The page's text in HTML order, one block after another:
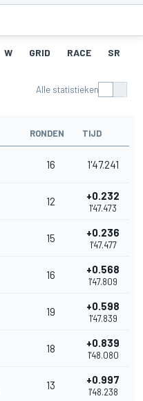
W GRID RACE SR
Alle statistieken
RONDEN TIJD
16 1'47.241
12 +0.232
1'47.473
15 +0.236
1'47.477
16 +0.568
1'47.809
19 +0.598
1'47.839
18 +0.839
1'48.080
13 +0.997
1'48.238